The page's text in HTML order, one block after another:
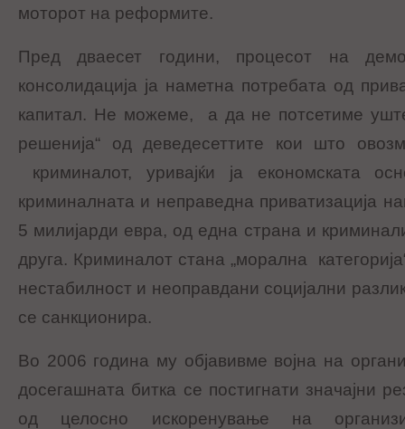
моторот на реформите.
Пред дваесет години, процесот на
консолидација ја наметна потребата од
капитал. Не можеме, а да не потсетиме
решенија“ од деведесеттите кои што
криминалот, уривајќи ја економската
криминалната и неправедна приватизација
5 милијарди евра, од една страна и
друга. Криминалот стана „морална
нестабилност и неоправдани социјални
се санкционира.
Во 2006 година му објавивме војна на
досегашната битка се постигнати значајни
од целосно искоренување на